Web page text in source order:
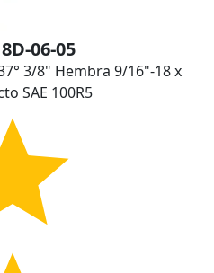
06-05
3/8" Hembra 9/16"-18 x
SAE 100R5